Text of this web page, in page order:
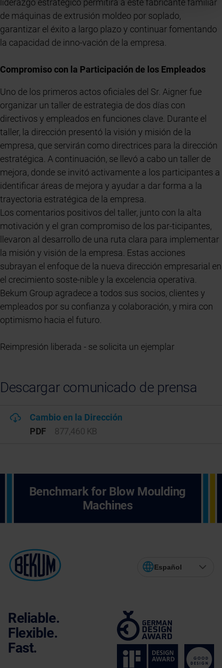
liderazgo estratégico permitirá a este fabricante familiar
de máquinas de extrusión moldeo por soplado,
garantizar el éxito a largo plazo y continuar fomentando
la capacidad de inno-vación de la empresa.
Compromiso con la Participación de los Empleados
Uno de los primeros actos oficiales del Sr. Aigner fue
organizar un taller de estrategia de dos días con
directivos y empleados en funciones clave. Durante el
taller, la dirección presentó la visión y misión de la
empresa, que servirán como directrices para la dirección
estratégica. A continuación, se llevó a cabo un taller de
mejora, donde se invitó activamente a los participantes a
identificar áreas de mejora y ayudar a dar forma a la
trayectoria estratégica de la empresa.
Los comentarios positivos del taller, junto con la alta
motivación y el gran compromiso de los par-ticipantes,
llevaron al desarrollo de una ruta clara para implementar
la misión y visión de la empresa. Estas acciones
subrayan el enfoque de la nueva dirección empresarial en
el crecimiento soste-nible y la excelencia operativa.
Bekum Group agradece a todos sus socios, clientes y
empleados por su confianza y colaboración, y mira con
optimismo hacia el futuro.
Reimpresión liberada - se solicita un ejemplar
Descargar comunicado de prensa
Cambio en la Dirección
PDF
877,460 KB
Benchmark for Blow Moulding
Machines
Español
Reliable.
Flexible.
Fast.